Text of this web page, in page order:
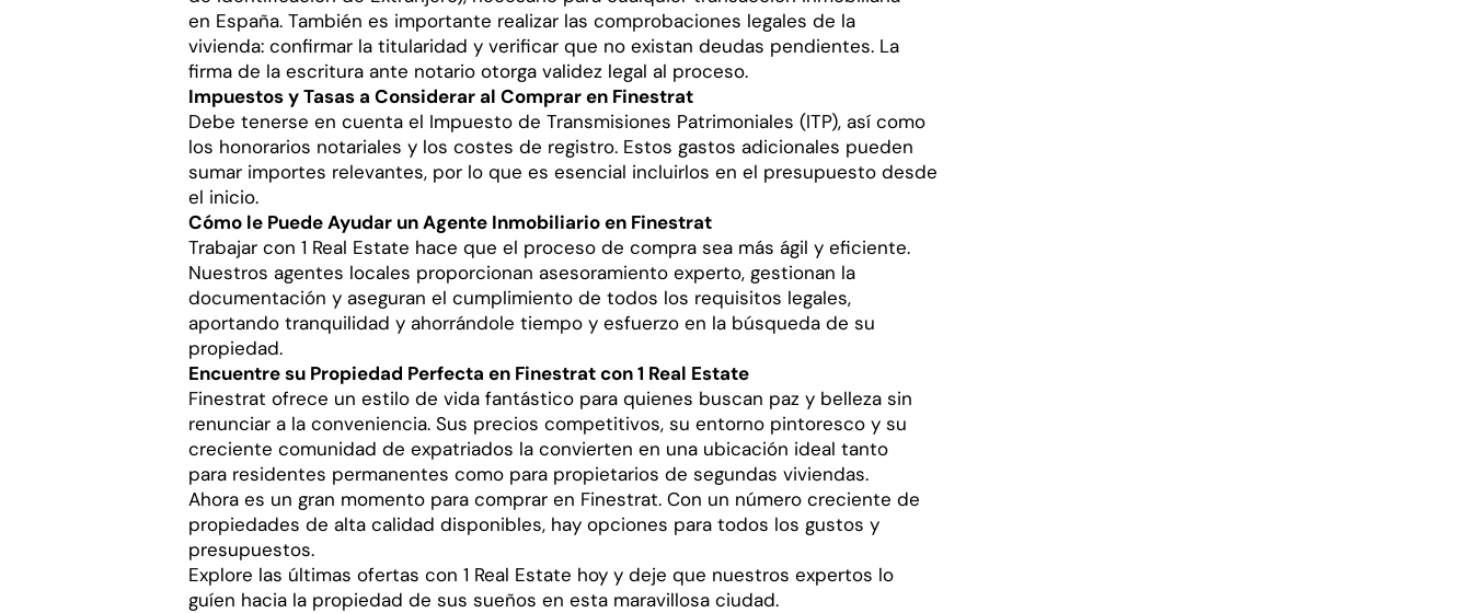
en España. También es importante realizar las comprobaciones legales de la
vivienda: confirmar la titularidad y verificar que no existan deudas pendientes. La
firma de la escritura ante notario otorga validez legal al proceso.
Impuestos y Tasas a Considerar al Comprar en Finestrat
Debe tenerse en cuenta el Impuesto de Transmisiones Patrimoniales (ITP), así como
los honorarios notariales y los costes de registro. Estos gastos adicionales pueden
sumar importes relevantes, por lo que es esencial incluirlos en el presupuesto desde
el inicio.
Cómo le Puede Ayudar un Agente Inmobiliario en Finestrat
Trabajar con 1 Real Estate hace que el proceso de compra sea más ágil y eficiente.
Nuestros agentes locales proporcionan asesoramiento experto, gestionan la
documentación y aseguran el cumplimiento de todos los requisitos legales,
aportando tranquilidad y ahorrándole tiempo y esfuerzo en la búsqueda de su
propiedad.
Encuentre su Propiedad Perfecta en Finestrat con 1 Real Estate
Finestrat ofrece un estilo de vida fantástico para quienes buscan paz y belleza sin
renunciar a la conveniencia. Sus precios competitivos, su entorno pintoresco y su
creciente comunidad de expatriados la convierten en una ubicación ideal tanto
para residentes permanentes como para propietarios de segundas viviendas.
Ahora es un gran momento para comprar en Finestrat. Con un número creciente de
propiedades de alta calidad disponibles, hay opciones para todos los gustos y
presupuestos.
Explore las últimas ofertas con 1 Real Estate hoy y deje que nuestros expertos lo
guíen hacia la propiedad de sus sueños en esta maravillosa ciudad.